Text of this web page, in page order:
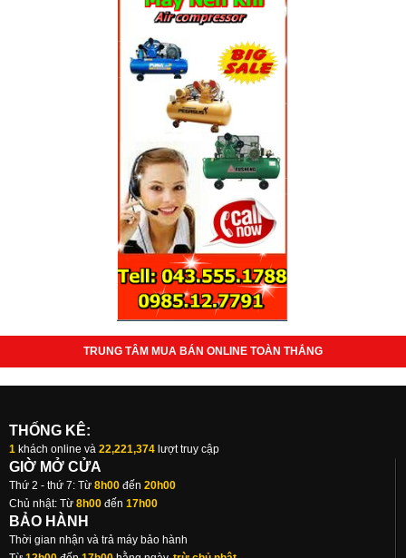
TRUNG TÂM MUA BÁN ONLINE TOÀN THẮNG
THỐNG KÊ:
1 khách online và 22,221,374 lượt truy cập
GIỜ MỞ CỬA
Thứ 2 - thứ 7: Từ 8h00 đến 20h00
Chủ nhật: Từ 8h00 đến 17h00
BẢO HÀNH
Thời gian nhận và trả máy bảo hành